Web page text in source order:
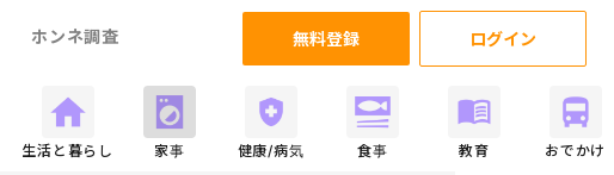
ホンネ調査 無料登録 ログイン
生活と暮らし 家事 健康/病気 食事 教育 おでかけ